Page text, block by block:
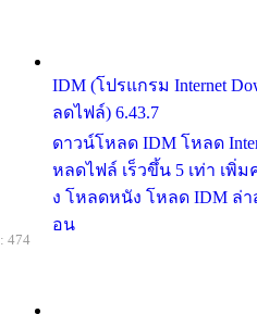
IDM (โปรแกรม Internet
ลดไฟล์) 6.43.7
ดาวน์โหลด IDM โหลด
หลดไฟล์ เร็วขึ้น 5 เท่า เพิ่
ง โหลดหนัง โหลด IDM ล่า
อน
474